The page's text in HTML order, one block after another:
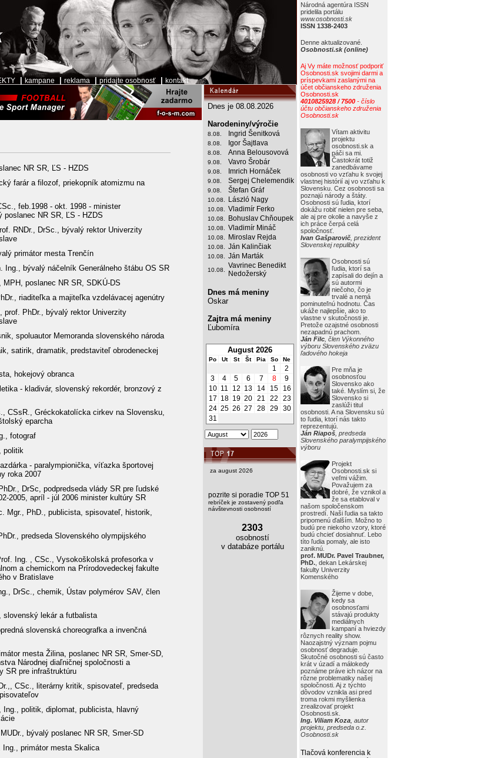
kampane reklama pridajte osobnosť kontakt
Národná agentúra ISSN
pridelila portálu
www.osobnosti.sk
ISSN 1338-2403
Denne aktualizované.
Osobnosti.sk (online)
Aj Vy máte možnosť podporiť
Osobnosti.sk svojimi darmi a
príspevkami zaslanými na
účet občianskeho združenia
Osobnosti.sk
4010825928 / 7500 - číslo
účtu občianskeho združenia
Osobnosti.sk
Vítam aktivitu
projektu
osobnosti.sk a
páči sa mi.
Častokrát totiž
zanedbávame
osobnosti vo vzťahu k svojej
vlastnej histórií aj vo vzťahu k
Slovensku. Cez osobnosti sa
poznajú národy a štáty.
Osobnosti sú ľudia, ktorí
dokážu robiť nielen pre seba,
ale aj pre okolie a navyše z
ich práce čerpá celá
spoločnosť.
Ivan Gašparovič , prezident
Slovenskej repulibky
Osobnosti sú
ľudia, ktorí sa
zapísali do dejín a
sú autormi
niečoho, čo je
trvalé a nemá
pominuteľnú hodnotu. Čas
ukáže najlepšie, ako to
vlastne v skutočnosti je.
Pretože ozajstné osobnosti
nezapadnú prachom.
Ján Filc , člen Výkonného
výboru Slovenského zväzu
ľadového hokeja
Pre mňa je
osobnosťou
Slovensko ako
také. Myslím si, že
Slovensko si
zaslúži titul
osobnosti. A na Slovensku sú
to ľudia, ktorí nás takto
reprezentujú.
Ján Riapoš , predseda
Slovenského paralympijského
výboru
Projekt
Osobnosti.sk si
veľmi vážim.
Považujem za
dobré, že vznikol a
že sa etabloval v
našom spoločenskom
prostredí. Naši ľudia sa takto
pripomenú ďalším. Možno to
budú pre niekoho vzory, ktoré
budú chcieť dosiahnuť. Lebo
títo ľudia pomaly, ale isto
zaniknú.
prof. MUDr. Pavel Traubner,
PhD. , dekan Lekárskej
fakulty Univerzity
Komenského
Žijeme v dobe,
kedy sa
osobnosťami
stávajú produkty
mediálnych
kampaní a hviezdy
rôznych reality show.
Naozajstný význam pojmu
osobnosť degraduje.
Skutočné osobnosti sú často
krát v úzadí a málokedy
poznáme práve ich názor na
rôzne problematiky našej
spoločnosti. Aj z týchto
dôvodov vznikla asi pred
troma rokmi myšlienka
zrealizovať projekt
Osobnosti.sk.
Ing. Viliam Koza , autor
projektu, predseda o.z.
Osobnosti.sk
Tlačová konferencia k
NR SR, ĽS - HZDS
farár a filozof, priekopník atomizmu na
feb.1998 - okt. 1998 - minister
poslanec NR SR, ĽS - HZDS
RNDr., DrSc., bývalý rektor Univerzity
primátor mesta Trenčín
Ing., bývalý náčelník Generálneho štábu OS SR
MPH, poslanec NR SR, SDKÚ-DS
riaditeľka a majiteľka vzdelávacej agenútry
, prof. PhDr., bývalý rektor Univerzity
spoluautor Memoranda slovenského národa
satirik, dramatik, predstaviteľ obrodeneckej
hokejový obranca
- kladivár, slovenský rekordér, bronzový z
CSsR., Gréckokatolícka cirkev na Slovensku,
eparcha
fotograf
, politik
- paralympionička, víťazka športovej
roka 2007
DrSc, podpredseda vlády SR pre ľudské
2005, apríl - júl 2006 minister kultúry SR
Mgr., PhD., publicista, spisovateľ, historik,
predseda Slovenského olympijského
Ing. , CSc., Vysokoškolská profesorka v
a chemickom na Prírodovedeckej fakulte
v Bratislave
DrSc., chemik, Ústav polymérov SAV, člen
slovenský lekár a futbalista
slovenská choreografka a invenčná
mesta Žilina, poslanec NR SR, Smer-SD,
Národnej diaľničnej spoločnosti a
SR pre infraštruktúru
CSc., literárny kritik, spisovateľ, predseda
, Ing., politik, diplomat, publicista, hlavný
bývalý poslanec NR SR, Smer-SD
Ing., primátor mesta Skalica
Dnes je 08.08.2026
Narodeniny/výročie
8.08. Ingrid Šenitková
8.08. Igor Šajtlava
8.08. Anna Belousovová
9.08. Vavro Šrobár
9.08. Imrich Hornáček
9.08. Sergej Chelemendik
9.08. Štefan Gráf
10.08. László Nagy
10.08. Vladimír Ferko
10.08. Bohuslav Chňoupek
10.08. Vladimír Mináč
10.08. Miroslav Rejda
10.08. Ján Kalinčiak
10.08. Ján Marták
10.08.
Vavrinec Benedikt
Nedožerský
Dnes má meniny
Oskar
Zajtra má meniny
Ľubomíra
August 2026
Po Ut St Št Pia So Ne
1
2
3
4 5 6 7 8
9
10 11 12 13 14 15
16
17 18 19 20 21 22
23
24 25 26 27 28 29 30
31
za august 2026
pozrite si poradie TOP 51
rebríček je zostavený podľa
návštevnosti osobností
2303
osobností
v databáze portálu